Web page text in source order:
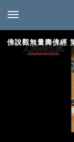
toggle
佛說觀無量壽佛經